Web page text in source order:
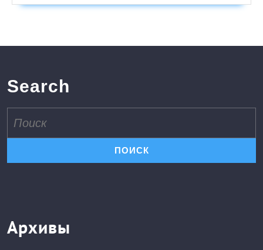
Search
по:
Архивы